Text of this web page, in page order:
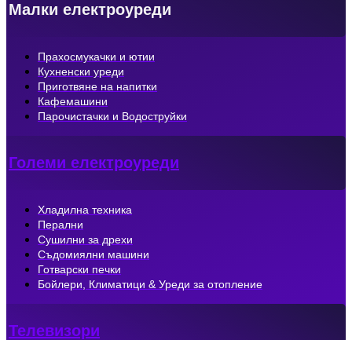
Малки електроуреди
Прахосмукачки и ютии
Кухненски уреди
Приготвяне на напитки
Кафемашини
Парочистачки и Водоструйки
Големи електроуреди
Хладилна техника
Перални
Сушилни за дрехи
Съдомиялни машини
Готварски печки
Бойлери, Климатици & Уреди за отопление
Телевизори